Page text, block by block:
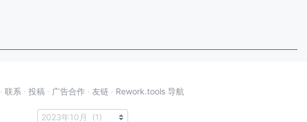
· 联系 · 投稿 · 广告合作 · 友链 · Rework.tools 导航